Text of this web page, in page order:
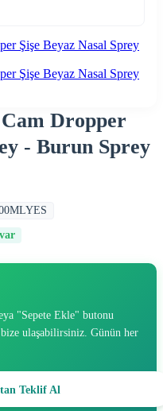
Dropper
- Burun Sprey
"Sepete Ekle" butonu
ulaşabilirsiniz. Günün her
Teklif Al